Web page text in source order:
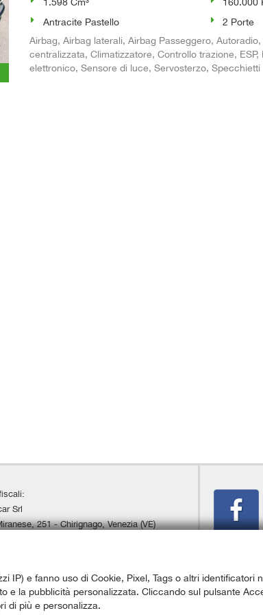
Antracite Pastello
2 Porte
Airbag, Airbag laterali, Airbag Passeggero,
centralizzata, Climatizzatore, Controllo trazione,
elettronico, Sensore di luce, Servosterzo, Specchietti
Srl
251 - Chirignago, Venezia (VE)
IP) e fanno uso di Cookie, Pixel, Tags o altri identificatori
e la pubblicità personalizzata. Cliccando sul pulsante
di più e personalizza.